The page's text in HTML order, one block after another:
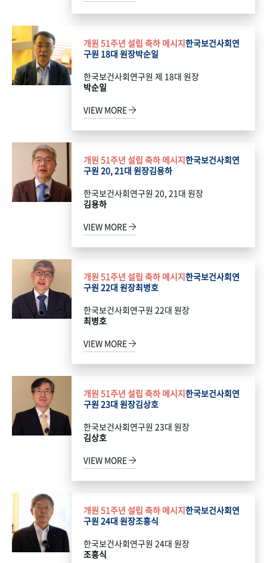
개원 51주년 설립 축하 메시지한국보건사회연
구원 18대 원장박순일
한국보건사회연구원 제 18대 원장
박순일
VIEW MORE
개원 51주년 설립 축하 메시지한국보건사회연
구원 20, 21대 원장김용하
한국보건사회연구원 20, 21대 원장
김용하
VIEW MORE
개원 51주년 설립 축하 메시지한국보건사회연
구원 22대 원장최병호
한국보건사회연구원 22대 원장
최병호
VIEW MORE
개원 51주년 설립 축하 메시지한국보건사회연
구원 23대 원장김상호
한국보건사회연구원 23대 원장
김상호
VIEW MORE
개원 51주년 설립 축하 메시지한국보건사회연
구원 24대 원장조흥식
한국보건사회연구원 24대 원장
조흥식